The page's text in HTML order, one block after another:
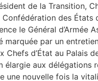
de la Transition,
des États
le Général d’Armée
marquée par un
Chefs d’État au Palais
élargie aux délégations
une nouvelle fois la